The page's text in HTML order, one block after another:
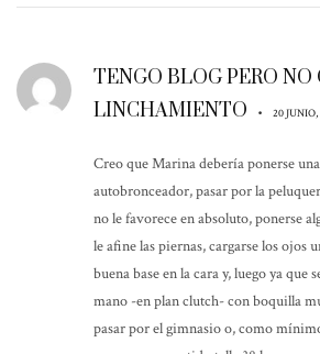
TENGO BLOG PERO NO
LINCHAMIENTO
• 20
Creo que Marina debería ponerse
autobronceador, pasar por la
no le favorece en absoluto, ponerse
le afine las piernas, cargarse los ojos
buena base en la cara y, luego ya que
mano -en plan clutch- con boquilla
pasar por el gimnasio o, como